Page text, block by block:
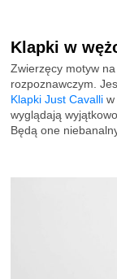
Klapki w
Zwierzęcy motyw
rozpoznawczym.
Klapki Just Cavalli w
wyglądają
Będą one